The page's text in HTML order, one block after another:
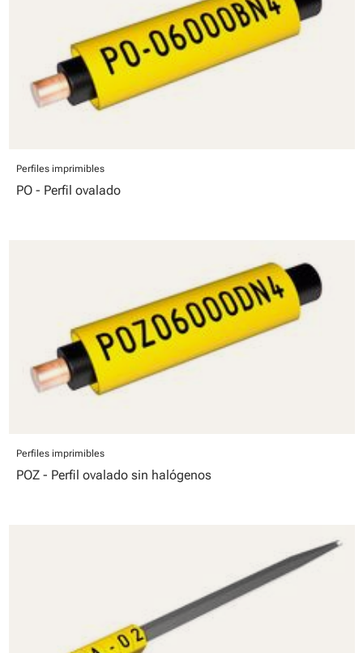
Perfiles imprimibles
PO - Perfil ovalado
Perfiles imprimibles
POZ - Perfil ovalado sin halógenos